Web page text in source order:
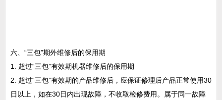
六、“三包”期外维修后的保用期
1. 超过“三包”有效期机器维修后的保用期
2. 超过“三包”有效期的产品维修后，应保证修理后产品正常使用30
日以上，如在30日内出现故障，不收取检修费用。属于同一故障